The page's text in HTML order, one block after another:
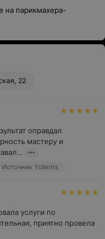
на парикмахера-
22
оправдал
мастеру и
Источник Yclients
услуги по
приятно провела